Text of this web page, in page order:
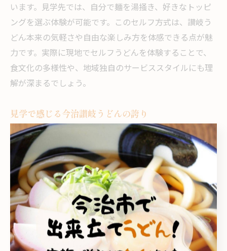
います。見学先では、自分で麺を湯掻き、好きなトッピ
ングを選ぶ体験が可能です。このセルフ方式は、讃岐う
どん本来の気軽さや自由な楽しみ方を体感できる点が魅
力です。実際に現地でセルフうどんを体験することで、
食文化の多様性や、地域独自のサービススタイルにも理
解が深まるでしょう。
見学で感じる今治讃岐うどんの誇り
今治市菊間町河之内の讃岐うどん見学では、地域の誇り
や情熱が随所に感じられます。職人の手仕事や伝統への
こだわり、地元食材を活用した工夫など、すべてが地域
のアイデンティティを形成しています。見学を通じて、
単なる食事以上の価値を知り、今治ならではの讃岐うど
ん文化の奥深さを体感できるのが大きな魅力です。